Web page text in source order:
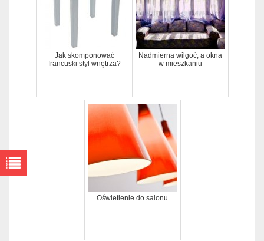
Jak skomponować
francuski styl wnętrza?
Nadmierna wilgoć, a okna
w mieszkaniu
Oświetlenie do salonu